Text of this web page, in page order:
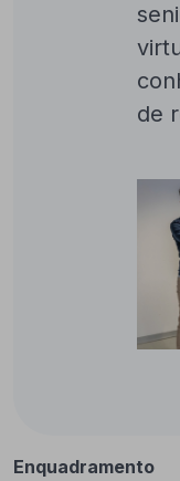
de
Enquadramento